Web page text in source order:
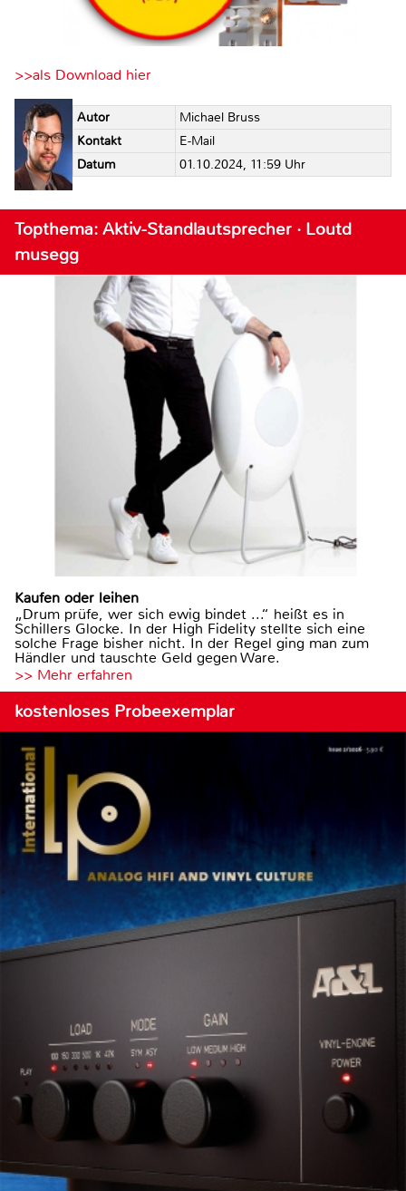
>>als Download hier
Autor
Michael Bruss
Kontakt
E-Mail
Datum
01.10.2024, 11:59 Uhr
Topthema: Aktiv-Standlautsprecher · Loutd
musegg
Kaufen oder leihen
„Drum prüfe, wer sich ewig bindet ...“ heißt es in
Schillers Glocke. In der High Fidelity stellte sich eine
solche Frage bisher nicht. In der Regel ging man zum
Händler und tauschte Geld gegen Ware.
>> Mehr erfahren
kostenloses Probeexemplar